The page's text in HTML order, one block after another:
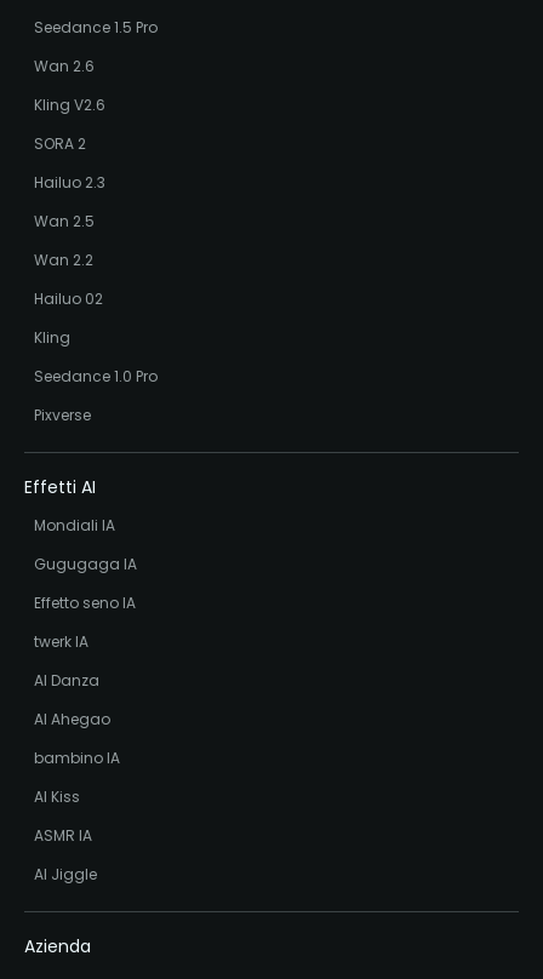
Seedance 1.5 Pro
Wan 2.6
Kling V2.6
SORA 2
Hailuo 2.3
Wan 2.5
Wan 2.2
Hailuo 02
Kling
Seedance 1.0 Pro
Pixverse
Effetti AI
Mondiali IA
Gugugaga IA
Effetto seno IA
twerk IA
AI Danza
AI Ahegao
bambino IA
AI Kiss
ASMR IA
AI Jiggle
Azienda